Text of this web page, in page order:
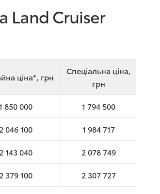
Land Cruiser
ціна*, грн
Спеціальна ціна,
грн
1 850 000 1 794 500
2 046 100 1 984 717
2 143 040 2 078 749
2 379 100 2 307 727